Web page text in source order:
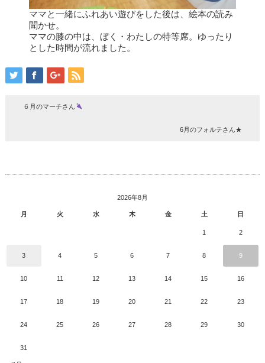
ママと一緒にふれあい遊びをした後は、絵本の読み
聞かせ。
ママの膝の中は、ぼく・わたしの特等席。ゆったり
とした時間が流れました。
６月のマーチさん
6月のフォルテさん★
2026年8月
月 火 水 木 金 土 日
1 2
3 4 5 6 7 8 9
10 11 12 13 14 15 16
17 18 19 20 21 22 23
24 25 26 27 28 29 30
31